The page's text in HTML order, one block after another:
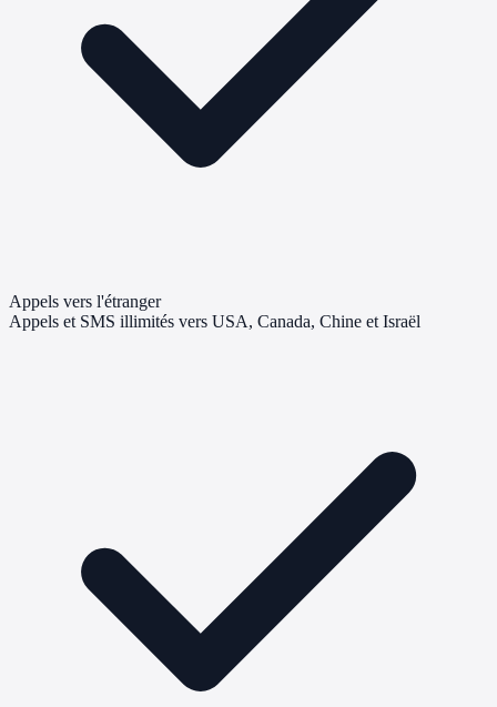
Appels vers l'étranger
Appels et SMS illimités vers USA, Canada, Chine et Israël